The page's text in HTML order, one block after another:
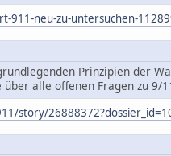
911-neu-zu-untersuchen-
Prinzipien der
alle offenen Fragen zu 9/
story/